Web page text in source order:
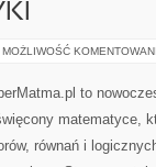
MOŻLIWOŚĆ
to
matematyce,
równań i